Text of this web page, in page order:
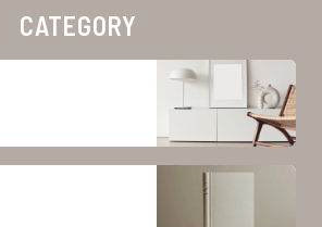
CATEGORY